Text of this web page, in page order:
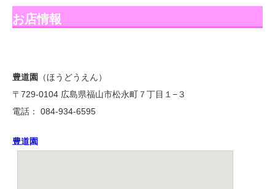
お店情報
豊道園
（ほうどうえん）
〒729-0104 広島県福山市松永町７丁目１−３
電話： 084-934-6595
豊道園